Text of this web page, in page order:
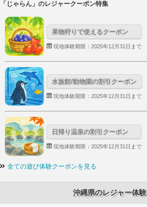
「じゃらん」のレジャークーポン特集
果物狩りで使えるクーポン
現地体験期限：2025年12月31日まで
水族館/動物園の割引クーポン
現地体験期限：2025年12月31日まで
日帰り温泉の割引クーポン
現地体験期限：2025年12月31日まで
全ての遊び体験クーポンを見る
沖縄県のレジャー体験